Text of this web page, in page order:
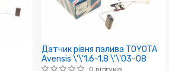
Датчик рівня палива TOYOTA
Avensis \'\'1,6-1,8 \'\'03-08
0 відгуків